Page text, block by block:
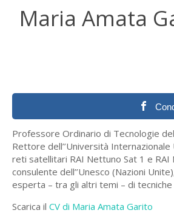
Maria Amata
Professore Ordinario di Tecnologie
Rettore dell’’Università
reti satellitari RAI Nettuno Sat 1 e
consulente dell’’Unesco (Nazioni
esperta – tra gli altri temi – di
Scarica ilCV di Maria Amata Garito